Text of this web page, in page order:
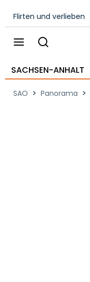
Flirten und verlieben
SACHSEN-ANHALT
SAO > Panorama >